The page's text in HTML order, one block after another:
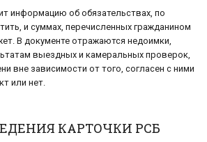
информацию об обязательствах, по
и суммах, перечисленных гражданином
В документе отражаются недоимки,
выездных и камеральных проверок,
вне зависимости от того, согласен с ними
или нет.
КАРТОЧКИ РСБ